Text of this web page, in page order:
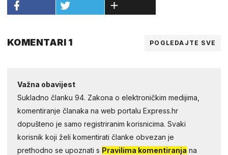
KOMENTARI 1 POGLEDAJTE SVE
Važna obavijest
Sukladno članku 94. Zakona o elektroničkim medijima,
komentiranje članaka na web portalu Express.hr
dopušteno je samo registriranim korisnicima. Svaki
korisnik koji želi komentirati članke obvezan je
prethodno se upoznati s Pravilima komentiranja na